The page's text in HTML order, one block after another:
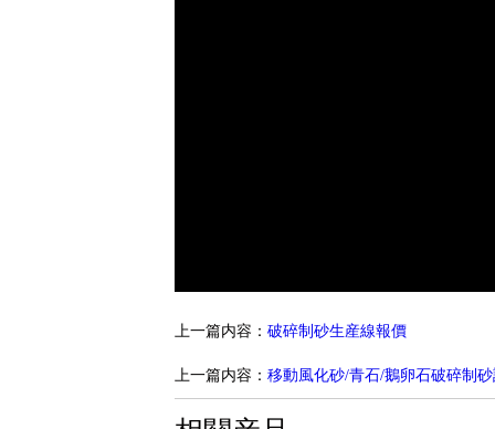
上一篇内容： 破碎制砂生産線報價
上一篇内容： 移動風化砂/青石/鵝卵石破碎制